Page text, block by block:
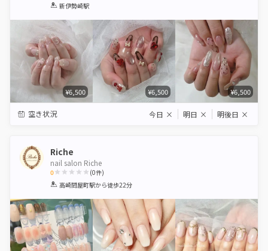
1 2 3 4 5
新伊勢崎駅
¥6,500 ¥6,500 ¥6,500
空き状況 今日 × 明日 × 明後日 ×
Riche
nail salon Riche
0
1 2 3 4 5
(0件)
高崎問屋町駅から徒歩22分